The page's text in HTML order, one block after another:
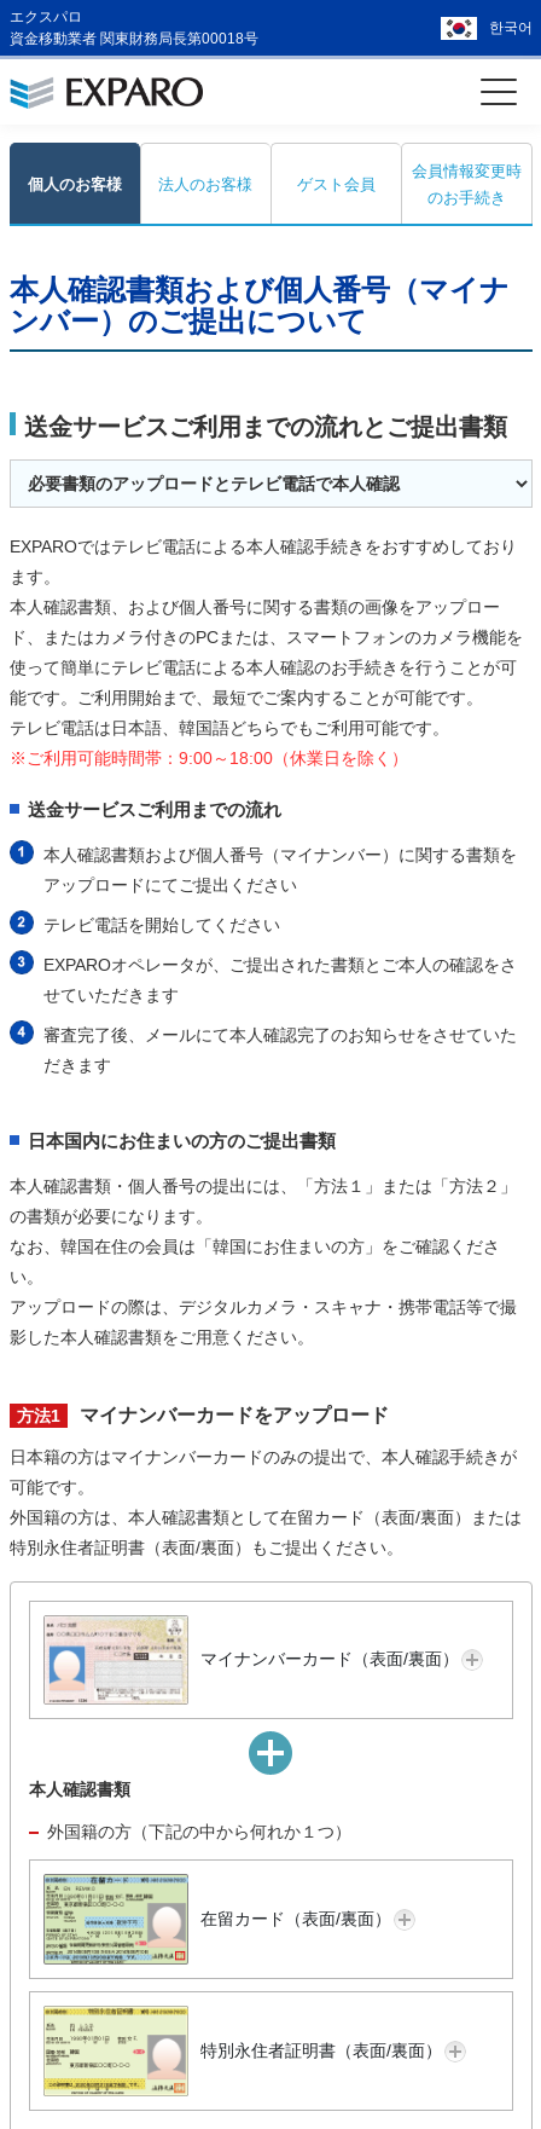
エクスパロ
資金移動業者 関東財務局長第00018号
한국어
個人のお客様 法人のお客様 ゲスト会員
会員情報変更時
のお手続き
本人確認書類および個人番号（マイナ
ンバー）のご提出について
送金サービスご利用までの流れとご提出書類
EXPAROではテレビ電話による本人確認手続きをおすすめしており
ます。
本人確認書類、および個人番号に関する書類の画像をアップロー
ド、またはカメラ付きのPCまたは、スマートフォンのカメラ機能を
使って簡単にテレビ電話による本人確認のお手続きを行うことが可
能です。ご利用開始まで、最短でご案内することが可能です。
テレビ電話は日本語、韓国語どちらでもご利用可能です。
※ご利用可能時間帯：9:00～18:00（休業日を除く）
送金サービスご利用までの流れ
本人確認書類および個人番号（マイナンバー）に関する書類を
アップロードにてご提出ください
テレビ電話を開始してください
EXPAROオペレータが、ご提出された書類とご本人の確認をさ
せていただきます
審査完了後、メールにて本人確認完了のお知らせをさせていた
だきます
日本国内にお住まいの方のご提出書類
本人確認書類・個人番号の提出には、「方法１」または「方法２」
の書類が必要になります。
なお、韓国在住の会員は「韓国にお住まいの方」をご確認くださ
い。
アップロードの際は、デジタルカメラ・スキャナ・携帯電話等で撮
影した本人確認書類をご用意ください。
方法1 マイナンバーカードをアップロード
日本籍の方はマイナンバーカードのみの提出で、本人確認手続きが
可能です。
外国籍の方は、本人確認書類として在留カード（表面/裏面）または
特別永住者証明書（表面/裏面）もご提出ください。
マイナンバーカード（表面/裏面）
本人確認書類
外国籍の方（下記の中から何れか１つ）
在留カード（表面/裏面）
特別永住者証明書（表面/裏面）